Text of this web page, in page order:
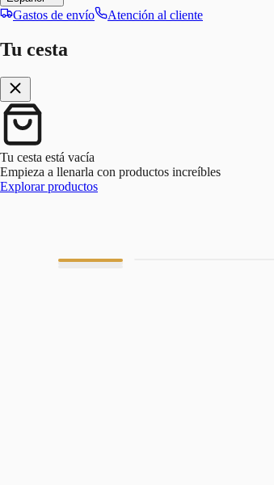
Gastos de envío Atención al cliente
Tu cesta
Tu cesta está vacía
Empieza a llenarla con productos increíbles
Explorar productos